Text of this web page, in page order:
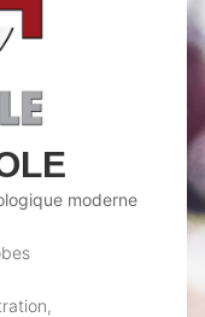
moderne